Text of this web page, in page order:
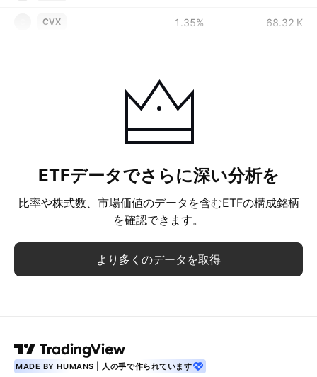
CVX 1.35% ‪‪68.32 K‬‬
ETFデータでさらに深い分析を
比率や株式数、市場価値のデータを含むETFの構成銘柄
を確認できます。
より多くのデータを取得
MADE BY HUMANS | 人の手で作られています